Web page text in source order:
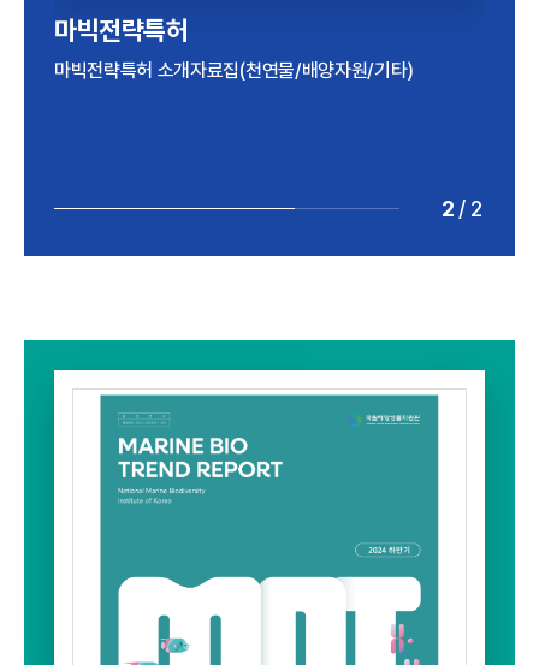
해양바이오산업 실태조사
2024년 기준 해양바이오산업 실태조사 보고서
마빅전략특허
마빅전략특허 소개자료집(천연물/배양자원/기타)
2 / 2